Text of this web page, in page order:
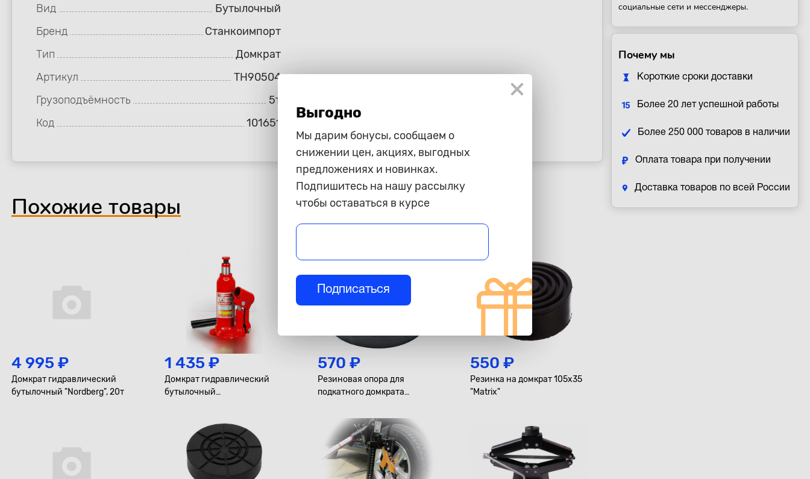
Вид
Бутылочный
Бренд
Станкоимпорт
Тип
Домкрат
Артикул
TH90504
Грузоподъёмность
5т
Код
101651
Похожие товары
4 995 ₽
Домкрат гидравлический
бутылочный "Nordberg", 20т
1 435 ₽
Домкрат гидравлический
бутылочный
570 ₽
Резиновая опора для
подкатного домкрата
увеличенной высотой
MATRIX D 105 мм. H 45 м
550 ₽
Резинка на домкрат 105х35
"Matrix"
социальные сети и мессенджеры.
Почему мы
Короткие сроки доставки
Более 20 лет успешной работы
Более 250 000 товаров в наличии
Оплата товара при получении
Доставка товаров по всей России
Выгодно
Мы дарим бонусы, сообщаем о
снижении цен, акциях, выгодных
предложениях и новинках.
Подпишитесь на нашу рассылку
чтобы оставаться в курсе
Подписаться